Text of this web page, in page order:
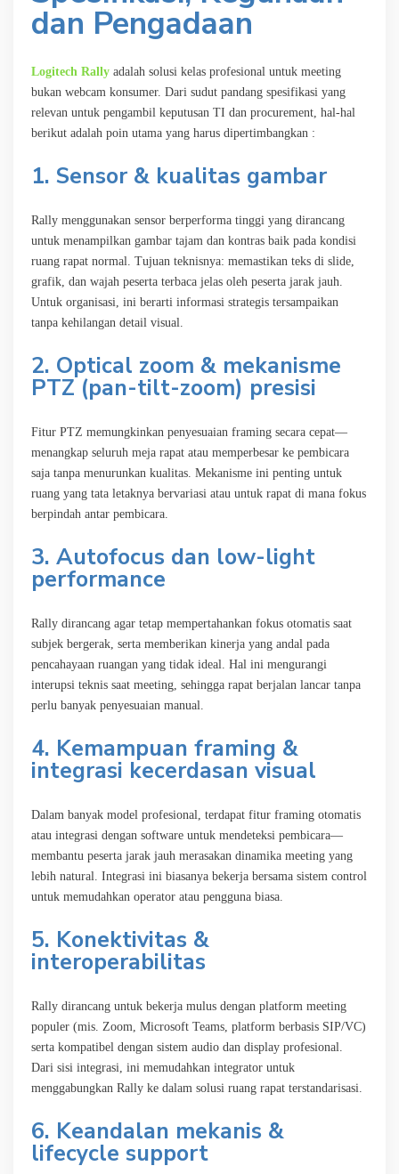
dan Pengadaan
Logitech Rally adalah solusi kelas profesional untuk meeting
bukan webcam konsumer. Dari sudut pandang spesifikasi yang
relevan untuk pengambil keputusan TI dan procurement, hal-hal
berikut adalah poin utama yang harus dipertimbangkan :
1. Sensor & kualitas gambar
Rally menggunakan sensor berperforma tinggi yang dirancang
untuk menampilkan gambar tajam dan kontras baik pada kondisi
ruang rapat normal. Tujuan teknisnya: memastikan teks di slide,
grafik, dan wajah peserta terbaca jelas oleh peserta jarak jauh.
Untuk organisasi, ini berarti informasi strategis tersampaikan
tanpa kehilangan detail visual.
2. Optical zoom & mekanisme
PTZ (pan-tilt-zoom) presisi
Fitur PTZ memungkinkan penyesuaian framing secara cepat—
menangkap seluruh meja rapat atau memperbesar ke pembicara
saja tanpa menurunkan kualitas. Mekanisme ini penting untuk
ruang yang tata letaknya bervariasi atau untuk rapat di mana fokus
berpindah antar pembicara.
3. Autofocus dan low-light
performance
Rally dirancang agar tetap mempertahankan fokus otomatis saat
subjek bergerak, serta memberikan kinerja yang andal pada
pencahayaan ruangan yang tidak ideal. Hal ini mengurangi
interupsi teknis saat meeting, sehingga rapat berjalan lancar tanpa
perlu banyak penyesuaian manual.
4. Kemampuan framing &
integrasi kecerdasan visual
Dalam banyak model profesional, terdapat fitur framing otomatis
atau integrasi dengan software untuk mendeteksi pembicara—
membantu peserta jarak jauh merasakan dinamika meeting yang
lebih natural. Integrasi ini biasanya bekerja bersama sistem control
untuk memudahkan operator atau pengguna biasa.
5. Konektivitas &
interoperabilitas
Rally dirancang untuk bekerja mulus dengan platform meeting
populer (mis. Zoom, Microsoft Teams, platform berbasis SIP/VC)
serta kompatibel dengan sistem audio dan display profesional.
Dari sisi integrasi, ini memudahkan integrator untuk
menggabungkan Rally ke dalam solusi ruang rapat terstandarisasi.
6. Keandalan mekanis &
lifecycle support